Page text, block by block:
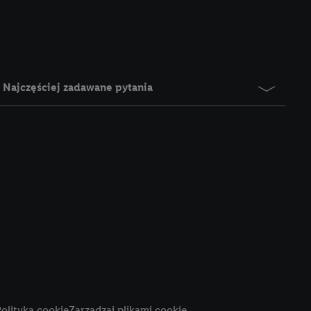
Najczęściej zadawane pytania
jednym z wyżej
możemy
rozpoznać
W tym celu
adres e-
adresu IP. Jeśli
użyciu adresu IP i
usług Lidl. W
Zgodę na
celów marketingu